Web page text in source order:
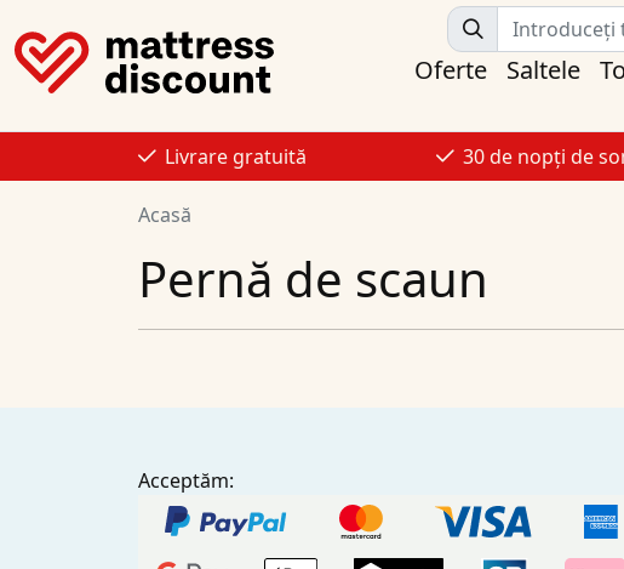
Oferte Saltele
Livrare gratuită 30 de nopți de
Acasă
Pernă de scaun
Acceptăm: